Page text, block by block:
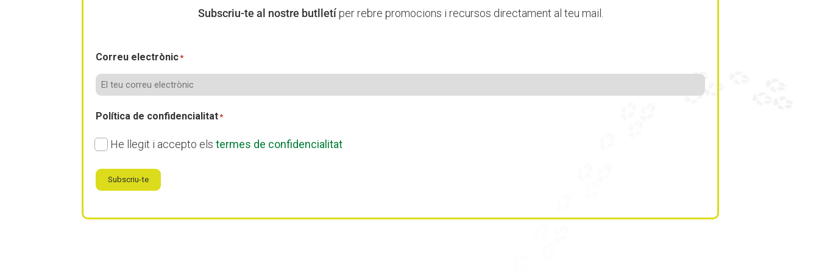
Subscriu-te al nostre butlletíper rebre promocions i recursos directament al teu mail.
Correu electrònic*
Política de confidencialitat*
He llegit i accepto elstermes de confidencialitat
Subscriu-te